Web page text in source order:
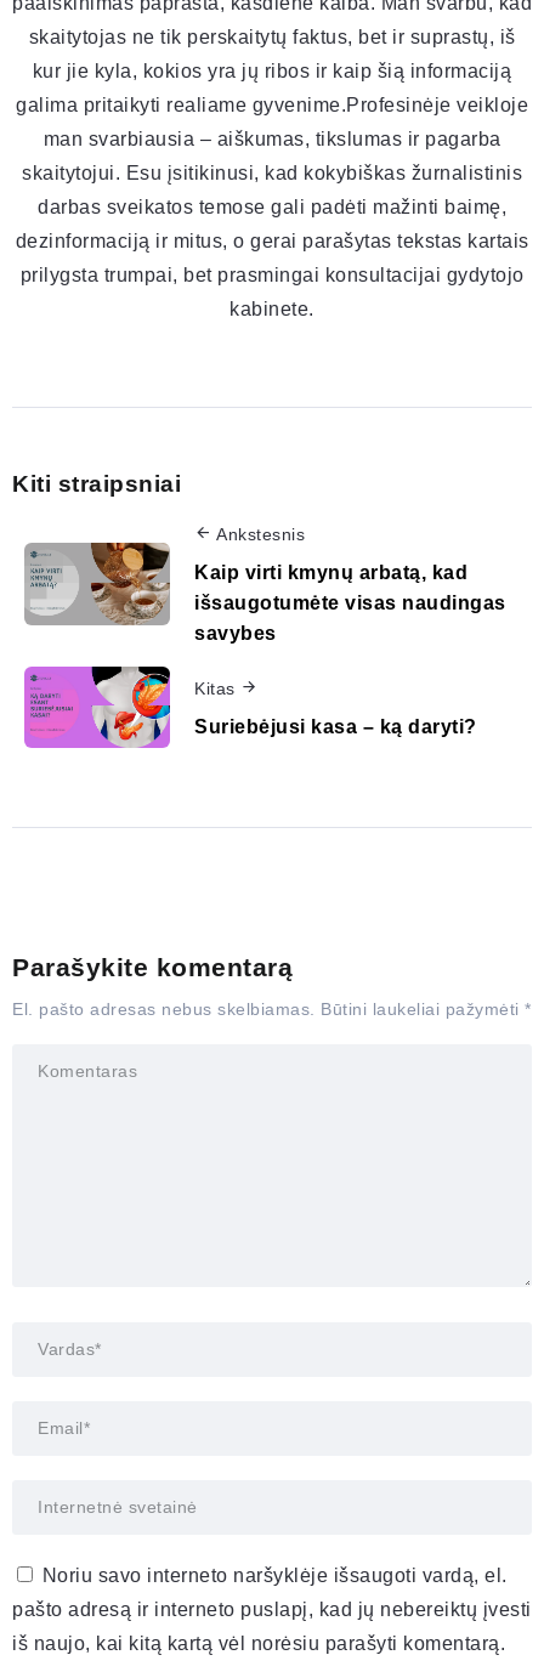
skaitytojas ne tik perskaitytų faktus, bet ir suprastų, iš
kur jie kyla, kokios yra jų ribos ir kaip šią informaciją
galima pritaikyti realiame gyvenime.Profesinėje veikloje
man svarbiausia – aiškumas, tikslumas ir pagarba
skaitytojui. Esu įsitikinusi, kad kokybiškas žurnalistinis
darbas sveikatos temose gali padėti mažinti baimę,
dezinformaciją ir mitus, o gerai parašytas tekstas kartais
prilygsta trumpai, bet prasmingai konsultacijai gydytojo
kabinete.
Kiti straipsniai
Ankstesnis
Kaip virti kmynų arbatą, kad
išsaugotumėte visas naudingas
savybes
Kitas
Suriebėjusi kasa – ką daryti?
Parašykite komentarą
El. pašto adresas nebus skelbiamas. Būtini laukeliai pažymėti *
Noriu savo interneto naršyklėje išsaugoti vardą, el.
pašto adresą ir interneto puslapį, kad jų nebereiktų įvesti
iš naujo, kai kitą kartą vėl norėsiu parašyti komentarą.